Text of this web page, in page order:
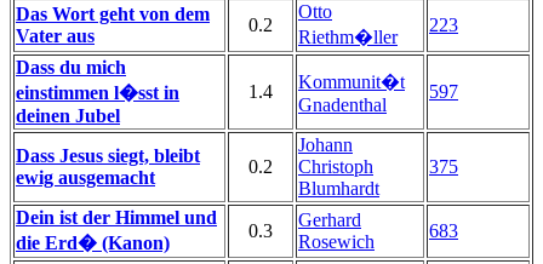
Das Wort geht von dem
Vater aus
0.2
Otto
Riethm�ller
223
Dass du mich
einstimmen l�sst in
deinen Jubel
1.4
Kommunit�t
Gnadenthal
597
Dass Jesus siegt, bleibt
ewig ausgemacht
0.2
Johann
Christoph
Blumhardt
375
Dein ist der Himmel und
die Erd� (Kanon)
0.3
Gerhard
Rosewich
683